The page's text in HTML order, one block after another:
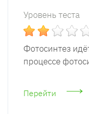
Уровень теста
Фотосинтез
процессе
Перейти